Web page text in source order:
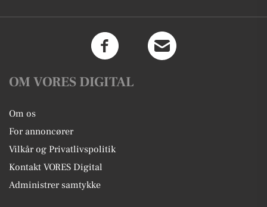
OM VORES DIGITAL
Om os
For annoncører
Vilkår og Privatlivspolitik
Kontakt VORES Digital
Administrer samtykke